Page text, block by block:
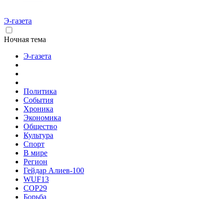
Э-газета
Ночная тема
Э-газета
Политика
События
Хроника
Экономика
Общество
Культура
Спорт
В мире
Регион
Гейдар Алиев-100
WUF13
COP29
Борьба